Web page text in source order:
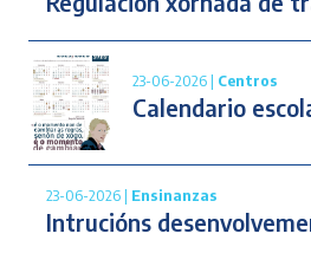
23-06-2026 | Centros
Calendario
23-06-2026 | Ensinanzas
Intrucións